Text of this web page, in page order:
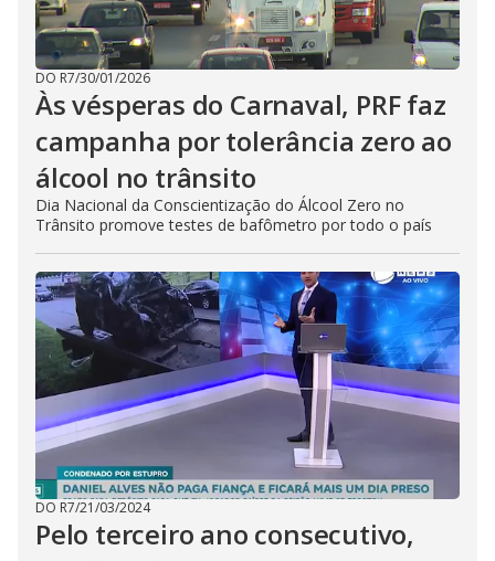
DO R7/30/01/2026
Às vésperas do Carnaval, PRF faz
campanha por tolerância zero ao
álcool no trânsito
Dia Nacional da Conscientização do Álcool Zero no
Trânsito promove testes de bafômetro por todo o país
DO R7/21/03/2024
Pelo terceiro ano consecutivo,